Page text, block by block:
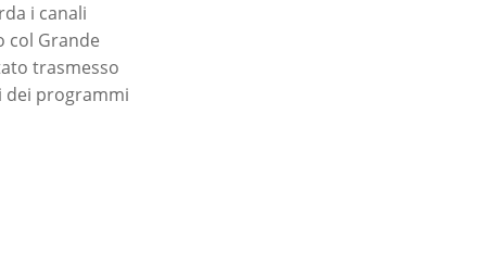
i canali
col Grande
trasmesso
dei programmi